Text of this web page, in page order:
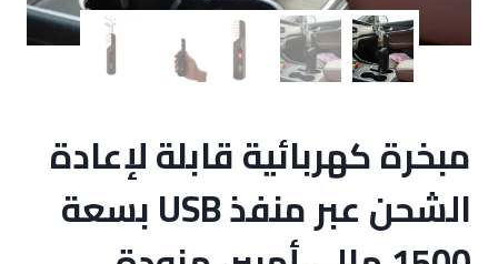
مبخرة كهربائية قابلة لإعادة
الشحن عبر منفذ USB بسعة